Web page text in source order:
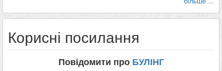
Корисні посилання
Повідомити про БУЛІНГ